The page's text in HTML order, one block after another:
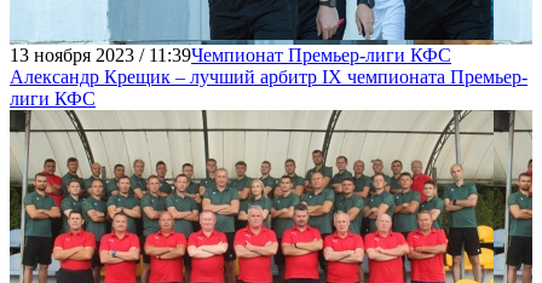
13 ноября 2023 / 11:39Чемпионат Премьер-лиги КФС
Александр Крещик – лучший арбитр IX чемпионата Премьер-
лиги КФС